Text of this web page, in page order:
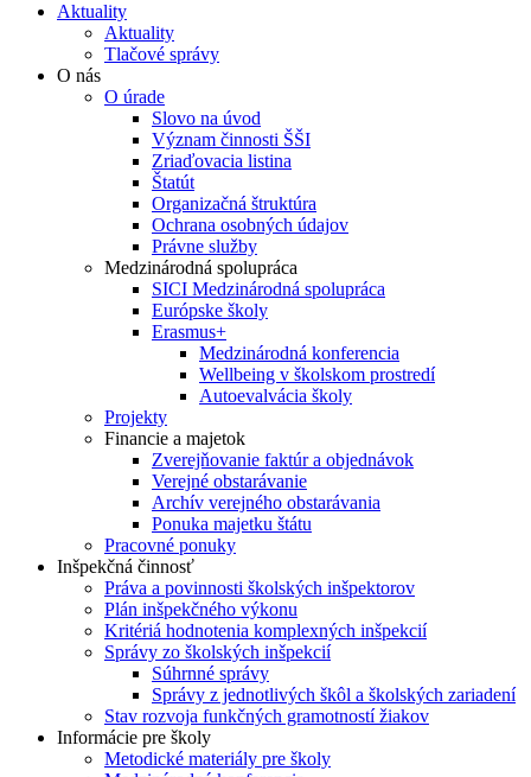
Aktuality
Aktuality
Tlačové správy
O nás
O úrade
Slovo na úvod
Význam činnosti ŠŠI
Zriaďovacia listina
Štatút
Organizačná štruktúra
Ochrana osobných údajov
Právne služby
Medzinárodná spolupráca
SICI Medzinárodná spolupráca
Európske školy
Erasmus+
Medzinárodná konferencia
Wellbeing v školskom prostredí
Autoevalvácia školy
Projekty
Financie a majetok
Zverejňovanie faktúr a objednávok
Verejné obstarávanie
Archív verejného obstarávania
Ponuka majetku štátu
Pracovné ponuky
Inšpekčná činnosť
Práva a povinnosti školských inšpektorov
Plán inšpekčného výkonu
Kritériá hodnotenia komplexných inšpekcií
Správy zo školských inšpekcií
Súhrnné správy
Správy z jednotlivých škôl a školských zariadení
Stav rozvoja funkčných gramotností žiakov
Informácie pre školy
Metodické materiály pre školy